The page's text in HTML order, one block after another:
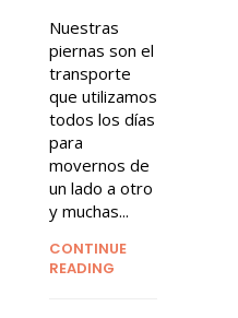
Nuestras
piernas son el
transporte
que utilizamos
todos los días
para
movernos de
un lado a otro
y muchas...
CONTINUE
READING